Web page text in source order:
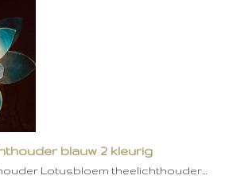
blauw 2 kleurig
Lotusbloem theelichthouder…